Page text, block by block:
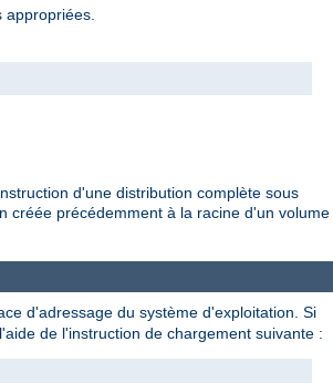
appropriées.
d'une distribution complète sous
créée précédemment à la racine d'un volume
d'adressage du système d'exploitation. Si
de l'instruction de chargement suivante :